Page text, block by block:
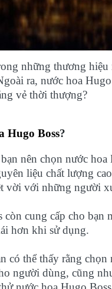
những thương
ra, nước hoa
vẻ thời thượng?
Hugo Boss?
nên chọn nước
liệu chất lượng
vời với những người
còn cung cấp cho
hơn khi sử dụng.
có thể thấy rằng
người dùng, cũng